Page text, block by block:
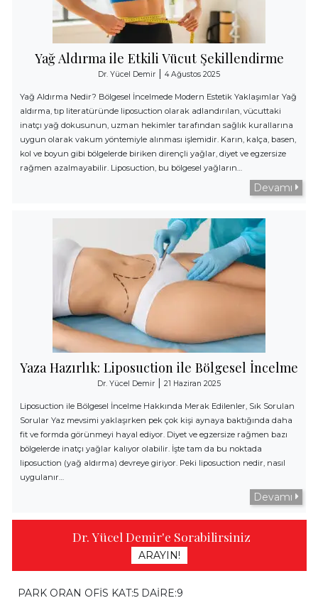
Yağ Aldırma ile Etkili Vücut Şekillendirme
Dr. Yücel Demir | 4 Ağustos 2025
Yağ Aldırma Nedir? Bölgesel İncelmede Modern Estetik Yaklaşımlar Yağ
aldırma, tıp literatüründe liposuction olarak adlandırılan, vücuttaki
inatçı yağ dokusunun, uzman hekimler tarafından sağlık kurallarına
uygun olarak vakum yöntemiyle alınması işlemidir. Karın, kalça, basen,
kol ve boyun gibi bölgelerde biriken dirençli yağlar, diyet ve egzersize
rağmen azalmayabilir. Liposuction, bu bölgesel yağların…
Devamı
Yaza Hazırlık: Liposuction ile Bölgesel İncelme
Dr. Yücel Demir | 21 Haziran 2025
Liposuction ile Bölgesel İncelme Hakkında Merak Edilenler, Sık Sorulan
Sorular Yaz mevsimi yaklaşırken pek çok kişi aynaya baktığında daha
fit ve formda görünmeyi hayal ediyor. Diyet ve egzersize rağmen bazı
bölgelerde inatçı yağlar kalıyor olabilir. İşte tam da bu noktada
liposuction (yağ aldırma) devreye giriyor. Peki liposuction nedir, nasıl
uygulanır…
Devamı
Dr. Yücel Demir'e Sorabilirsiniz
ARAYIN!
PARK ORAN OFİS KAT:5 DAİRE:9